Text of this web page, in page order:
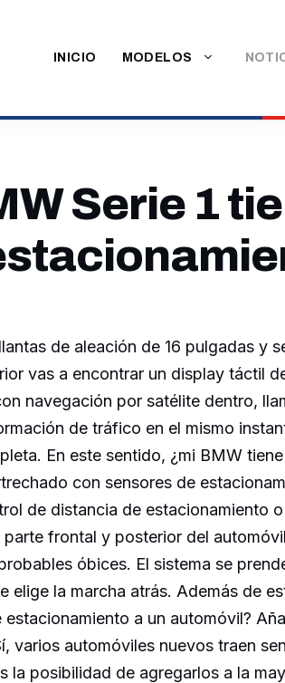
INICIO MODELOS
Serie 1
de aleación de 16 pulgadas y
vas a encontrar un display táctil
navegación por satélite dentro,
de tráfico en el mismo
En este sentido, ¿mi BMW
con sensores de
de distancia de estacionamiento
frontal y posterior del
óbices. El sistema se
elige la marcha atrás. Además de
a un automóvil?
varios automóviles nuevos traen
la posibilidad de agregarlos a la